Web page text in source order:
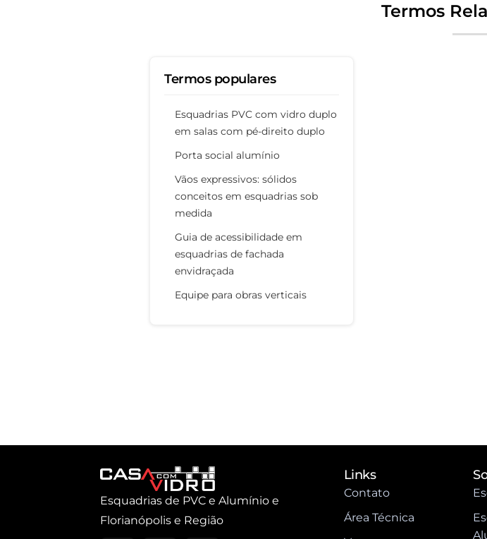
Termos
Termos populares
Esquadrias PVC com vidro duplo
em salas com pé-direito duplo
Porta social alumínio
Vãos expressivos: sólidos
conceitos em esquadrias sob
medida
Guia de acessibilidade em
esquadrias de fachada
envidraçada
Equipe para obras verticais
Esquadrias de PVC e Alumínio e
Florianópolis e Região
Links
Contato
Área Técnica